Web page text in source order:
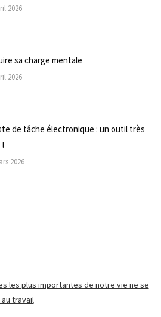
2026
sa charge mentale
2026
de tâche électronique : un outil très
2026
les plus importantes de notre vie ne se
travail